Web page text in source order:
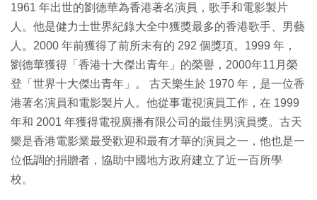
1961 年出世的劉德華為香港著名演員，歌手和電影製片
人。他是健力士世界紀錄大全中獲獎最多的香港歌手、男藝
人。2000 年前獲得了前所未有的 292 個獎項。1999 年，
劉德華獲得「香港十大傑出青年」的榮譽，2000年11月榮
登「世界十大傑出青年」。 古天樂生於 1970 年，是一位香
港著名演員和電影製片人。他從事電視演員工作，在 1999
年和 2001 年獲得電視廣播有限公司的最佳男演員獎。古天
樂是香港電影業最受歡迎和最有才華的演員之一，他也是一
位低調的捐贈者，協助中國地方政府建立了近一百所學
校。